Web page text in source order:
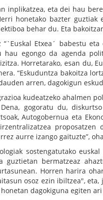
inplikatzea, eta dei hau
honetako bazter
behar du. Eta
Etxea´ babestu
egongo da agenda
Horretarako, esan du,
“Eskuduntza bakoitza
arren, dagokigun
kudeatzeko ahalmen
gogoratu du,
Autogobernua eta
proposatzen
aurre izango gaituzte”,
sostengatutako
bermatzeaz
Horren harira
osoz ezin ibiltzea",
dagokiguna egiten